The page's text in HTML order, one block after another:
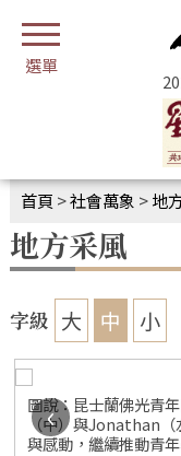
首頁 >社會萬象 >地
地方采風
字級 大 中 小
圖說：昆士蘭佛光青
（中）與Jonathan（
與感動，繼續推動青
‹